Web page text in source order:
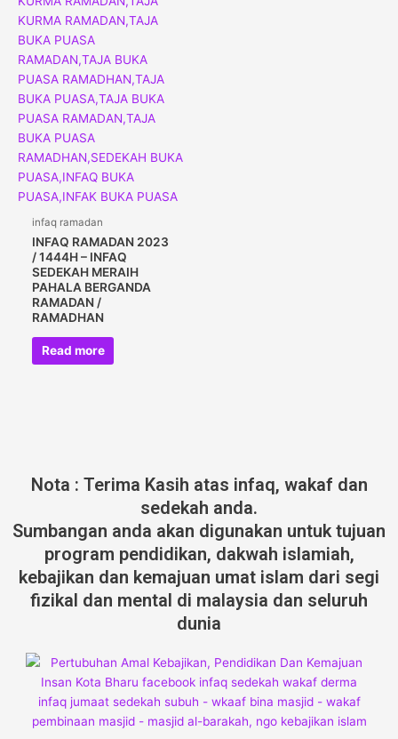
infaq ramadan
INFAQ RAMADAN 2023
/ 1444H – INFAQ
SEDEKAH MERAIH
PAHALA BERGANDA
RAMADAN /
RAMADHAN
Read more
Nota : Terima Kasih atas infaq, wakaf dan
sedekah anda.
Sumbangan anda akan digunakan untuk tujuan
program pendidikan, dakwah islamiah,
kebajikan dan kemajuan umat islam dari segi
fizikal dan mental di malaysia dan seluruh
dunia